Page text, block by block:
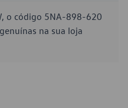
o código 5NA-898-620
na sua loja